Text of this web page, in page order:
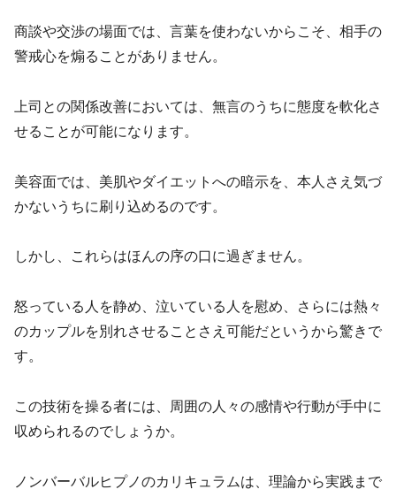
商談や交渉の場面では、言葉を使わないからこそ、相手の
警戒心を煽ることがありません。
上司との関係改善においては、無言のうちに態度を軟化さ
せることが可能になります。
美容面では、美肌やダイエットへの暗示を、本人さえ気づ
かないうちに刷り込めるのです。
しかし、これらはほんの序の口に過ぎません。
怒っている人を静め、泣いている人を慰め、さらには熱々
のカップルを別れさせることさえ可能だというから驚きで
す。
この技術を操る者には、周囲の人々の感情や行動が手中に
収められるのでしょうか。
ノンバーバルヒプノのカリキュラムは、理論から実践まで